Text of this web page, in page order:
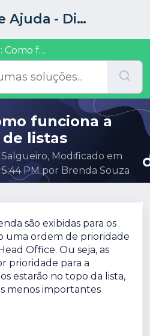
Central de Ajuda - Dito CRM
a priorização de listas
funciona a
listas
Modificado em
PM por Brenda Souza
são exibidas para os
uma ordem de prioridade
Office. Ou seja, as
prioridade para a
estarão no topo da lista,
menos importantes